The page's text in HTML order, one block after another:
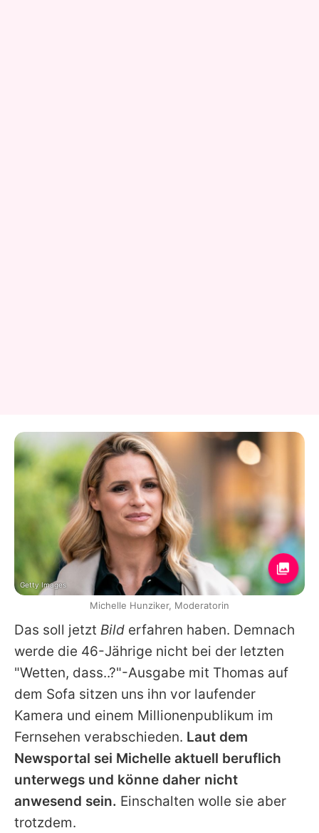
Das soll jetzt Bild erfahren haben. Demnach
werde die 46-Jährige nicht bei der letzten
"Wetten, dass..?"-Ausgabe mit Thomas auf
dem Sofa sitzen uns ihn vor laufender
Kamera und einem Millionenpublikum im
Fernsehen verabschieden. Laut dem
Newsportal sei Michelle aktuell beruflich
unterwegs und könne daher nicht
anwesend sein. Einschalten wolle sie aber
trotzdem.
Getty Images
Michelle Hunziker, Moderatorin